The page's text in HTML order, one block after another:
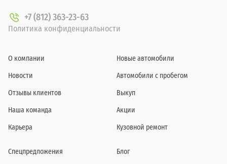
+7 (812) 363-23-63
Политика конфиденциальности
О компании
Новости
Отзывы клиентов
Наша команда
Карьера
Новые автомобили
Автомобили с пробегом
Выкуп
Акции
Кузовной ремонт
Спецпредложения
Блог